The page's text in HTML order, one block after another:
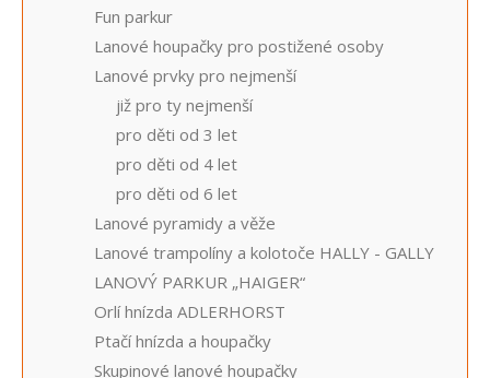
Fun parkur
Lanové houpačky pro postižené osoby
Lanové prvky pro nejmenší
již pro ty nejmenší
pro děti od 3 let
pro děti od 4 let
pro děti od 6 let
Lanové pyramidy a věže
Lanové trampolíny a kolotoče HALLY - GALLY
LANOVÝ PARKUR „HAIGER“
Orlí hnízda ADLERHORST
Ptačí hnízda a houpačky
Skupinové lanové houpačky